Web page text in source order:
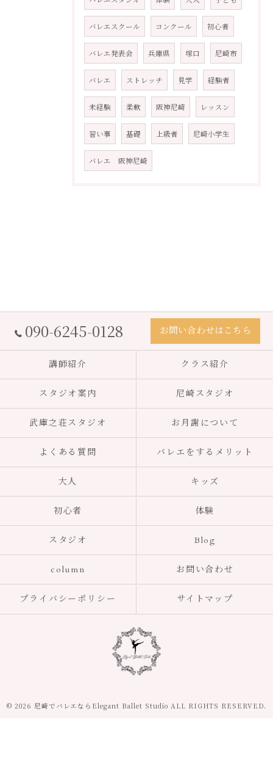
バレエスクール コンクール 初心者
バレエ発表会 兵庫県 塚口 尼崎市
バレエ ストレッチ 見学 経験者
未経験 柔軟 阪神尼崎 レッスン
習い事 基礎 上級者 尼崎小学生
バレエ 阪神尼崎
090-6245-0128 お問い合わせはこちら
講師紹介 クラス紹介
スタジオ案内 尼崎スタジオ
武庫之荘スタジオ お月謝について
よくある質問 バレエをするメリット
大人 キッズ
初心者 体験
スタジオ Blog
column お問い合わせ
プライバシーポリシー サイトマップ
© 2026 尼崎でバレエならElegant Ballet Studio ALL RIGHTS RESERVED.